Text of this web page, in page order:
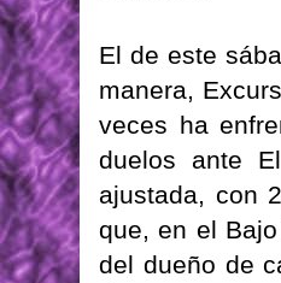
El de este
manera,
veces ha
duelos ante
ajustada, con
que, en el
del dueño de